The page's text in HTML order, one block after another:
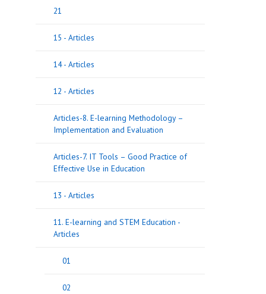
21
15 - Articles
14 - Articles
12 - Articles
Articles-8. E-learning Methodology –
Implementation and Evaluation
Articles-7. IT Tools – Good Practice of
Effective Use in Education
13 - Articles
11. E-learning and STEM Education -
Articles
01
02